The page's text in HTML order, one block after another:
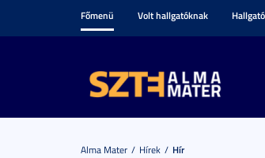
Főmenü Volt hallgatóknak
Alma Mater Hírek Hír